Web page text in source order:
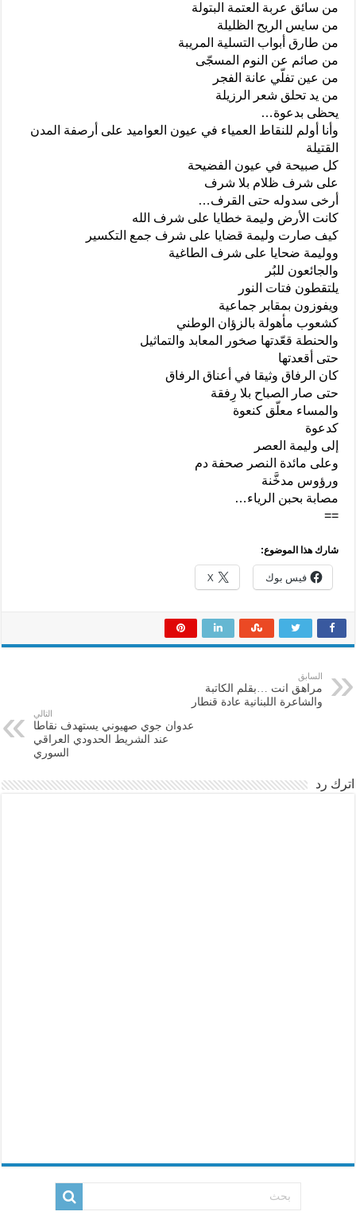
من سائق عربة العتمة البتولة
من سايس الريح الظليلة
من طارق أبواب التسلية المريبة
من صائم عن النوم المسجّى
من عين تفلّي عانة الفجر
من يد تحلق شعر الرزيلة
يحظى بدعوة…
وأنا أولم للنقاط العمياء في عيون العواميد على أرصفة المدن
القتيلة
كل صبيحة في عيون الفضيحة
على شرف ظلام بلا شرف
أرخى سدوله حتى القرف…
كانت الأرض وليمة خطايا على شرف الله
كيف صارت وليمة قضايا على شرف جمع التكسير
ووليمة ضحايا على شرف الطاغية
والجائعون للبُر
يلتقطون فتات النور
ويفوزون بمقابر جماعية
كشعوب مأهولة بالزؤان الوطني
والحنطة قعّدتها صخور المعابد والتماثيل
حتى أقعدتها
كان الرفاق وثيقا في أعناق الرفاق
حتى صار الصباح بلا رِفقة
والمساء معلّق كنعوة
كدعوة
إلى وليمة العصر
وعلى مائدة النصر صحفة دم
ورؤوس مدخَّنة
مصابة بحبن الرياء…
==
شارك هذا الموضوع:
فيس بوك X
السابق
مراهق انت …بقلم الكاتبة
والشاعرة اللبنانية عادة قنطار
التالي
عدوان جوي صهيوني يستهدف نقاطا
عند الشريط الحدودي العراقي
السوري
اترك رد